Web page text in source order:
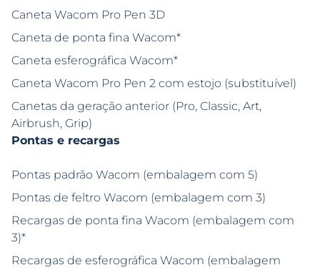
Caneta Wacom Pro Pen 3D
Caneta de ponta fina Wacom*
Caneta esferográfica Wacom*
Caneta Wacom Pro Pen 2 com estojo (substituível)
Canetas da geração anterior (Pro, Classic, Art,
Airbrush, Grip)
Pontas e recargas
Pontas padrão Wacom (embalagem com 5)
Pontas de feltro Wacom (embalagem com 3)
Recargas de ponta fina Wacom (embalagem com
3)*
Recargas de esferográfica Wacom (embalagem